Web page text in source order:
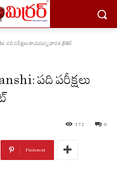
పది పరీక్షలు రాయనున్న భారత క్రికెట్‌
పది పరీక్షలు
0
172
Pinterest